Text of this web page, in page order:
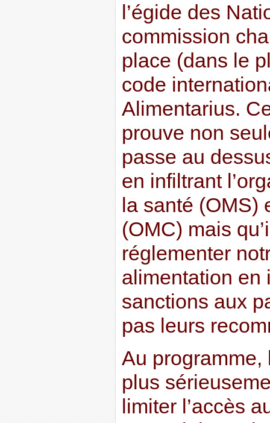
l’égide des
commission
place (dans le
code
Alimentarius.
prouve non
passe au
en infiltrant
la santé (OMS)
(OMC) mais
réglementer
alimentation en
sanctions aux
pas leurs
Au
plus
limiter l’accès